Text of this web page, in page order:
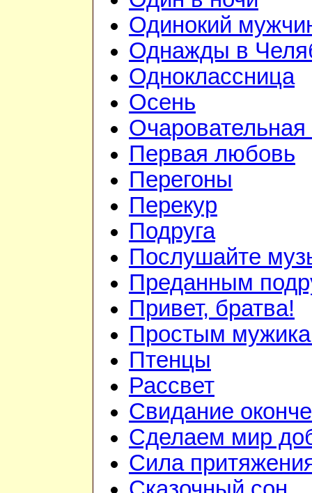
Одинокий
Однажды в
Одноклассница
Осень
Очаровательная
Первая любовь
Перегоны
Перекур
Подруга
Послушайте
Преданным
Привет, братва!
Простым
Птенцы
Рассвет
Свидание
Сделаем мир
Сила